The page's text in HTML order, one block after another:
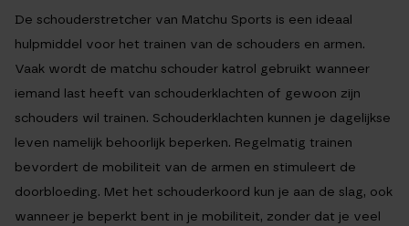
De schouderstretcher van Matchu Sports is een ideaal
hulpmiddel voor het trainen van de schouders en armen.
Vaak wordt de matchu schouder katrol gebruikt wanneer
iemand last heeft van schouderklachten of gewoon zijn
schouders wil trainen. Schouderklachten kunnen je dagelijkse
leven namelijk behoorlijk beperken. Regelmatig trainen
bevordert de mobiliteit van de armen en stimuleert de
doorbloeding. Met het schouderkoord kun je aan de slag, ook
wanneer je beperkt bent in je mobiliteit, zonder dat je veel